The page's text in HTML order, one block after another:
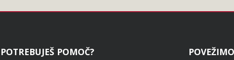
POTREBUJEŠ POMOČ?